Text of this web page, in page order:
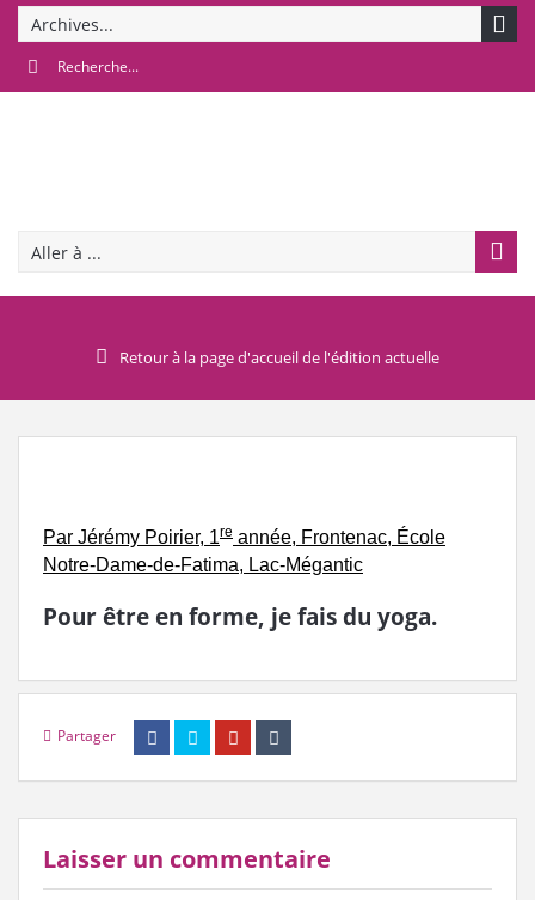
Archives...
Aller à ...
Retour à la page d'accueil de l'édition actuelle
Par Jérémy Poirier, 1re année, Frontenac, École
Notre-Dame-de-Fatima, Lac-Mégantic
Pour être en forme, je fais du yoga.
Partager
Laisser un commentaire